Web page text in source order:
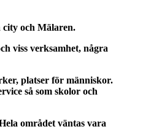
city och Mälaren.
viss verksamhet, några
platser för människor.
så som skolor och
området väntas vara